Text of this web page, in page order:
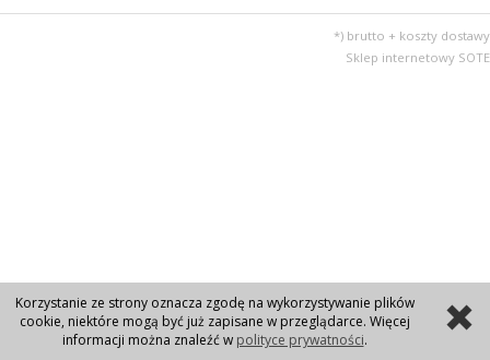
*) brutto + koszty dostawy
Sklep internetowy SOTE
Korzystanie ze strony oznacza zgodę na wykorzystywanie plików
cookie, niektóre mogą być już zapisane w przeglądarce. Więcej
informacji można znaleźć w polityce prywatności.